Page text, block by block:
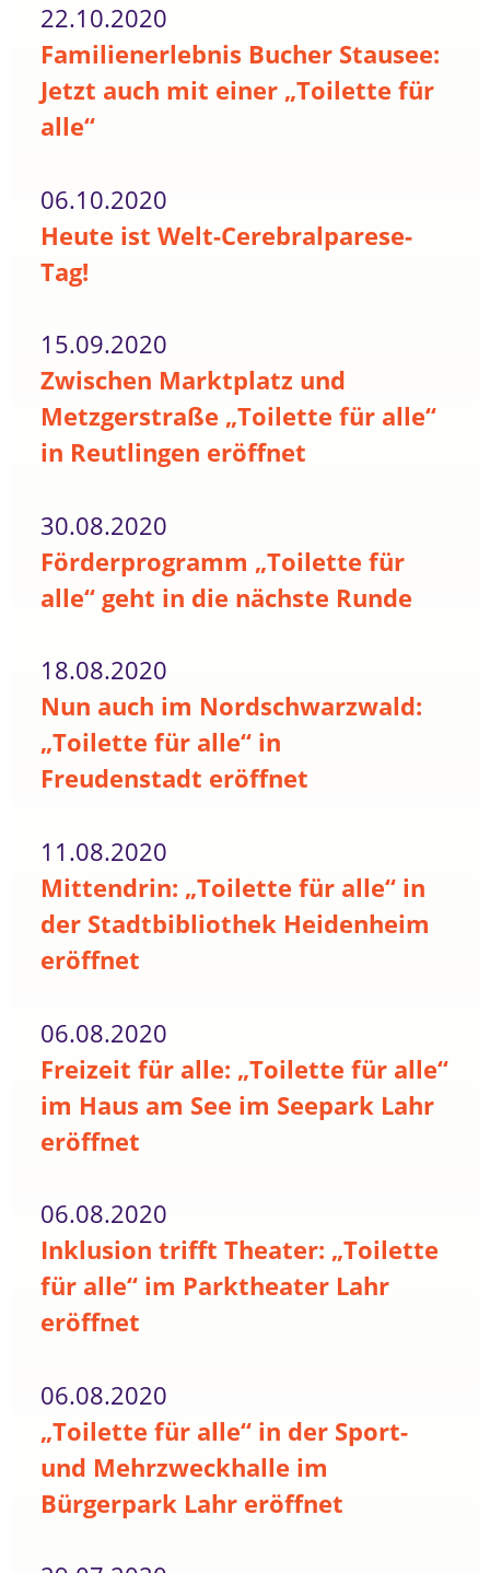
22.10.2020
Familienerlebnis Bucher Stausee:
Jetzt auch mit einer „Toilette für
alle“
06.10.2020
Heute ist Welt-Cerebralparese-
Tag!
15.09.2020
Zwischen Marktplatz und
Metzgerstraße „Toilette für alle“
in Reutlingen eröffnet
30.08.2020
Förderprogramm „Toilette für
alle“ geht in die nächste Runde
18.08.2020
Nun auch im Nordschwarzwald:
„Toilette für alle“ in
Freudenstadt eröffnet
11.08.2020
Mittendrin: „Toilette für alle“ in
der Stadtbibliothek Heidenheim
eröffnet
06.08.2020
Freizeit für alle: „Toilette für alle“
im Haus am See im Seepark Lahr
eröffnet
06.08.2020
Inklusion trifft Theater: „Toilette
für alle“ im Parktheater Lahr
eröffnet
06.08.2020
„Toilette für alle“ in der Sport-
und Mehrzweckhalle im
Bürgerpark Lahr eröffnet